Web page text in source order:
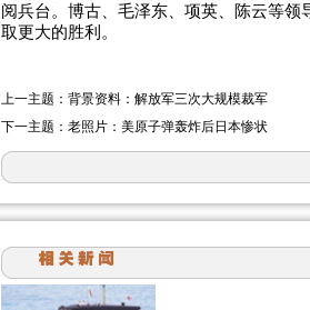
阅兵台。博古、毛泽东、项英、陈云等
取更大的胜利。
上一主题： 背景资料：解放军三次大规模裁军
下一主题： 老照片：美原子弹轰炸后日本惨状